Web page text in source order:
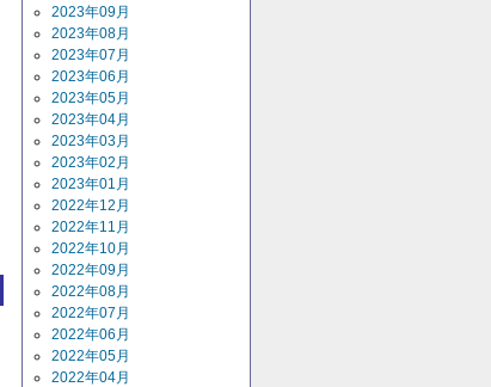
2023年09月
2023年08月
2023年07月
2023年06月
2023年05月
2023年04月
2023年03月
2023年02月
2023年01月
2022年12月
2022年11月
2022年10月
2022年09月
2022年08月
2022年07月
2022年06月
2022年05月
2022年04月